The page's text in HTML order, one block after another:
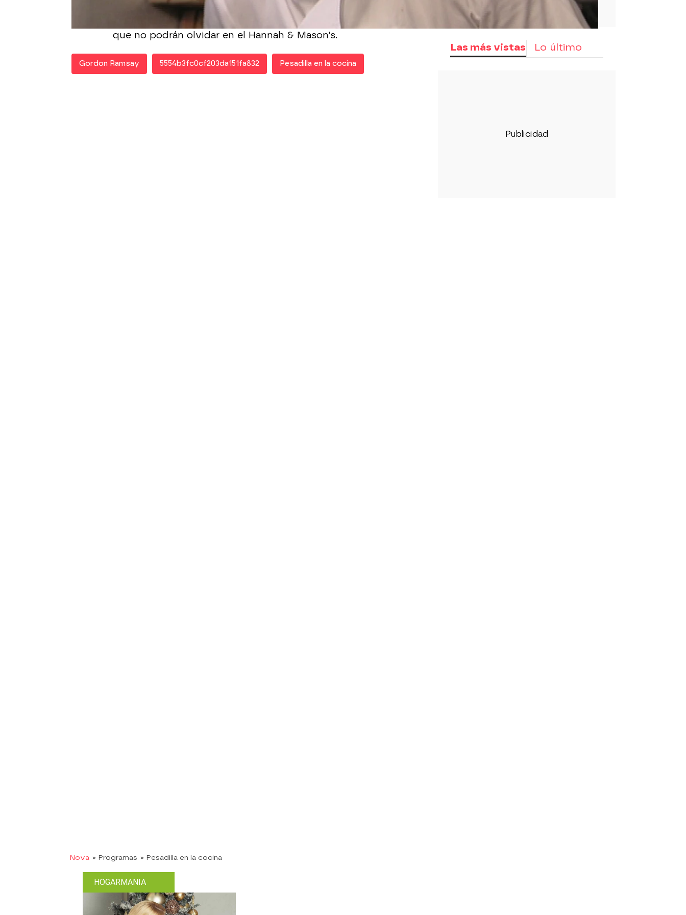
que sea demasiado tarde? ¿O la comida de este histórico
pueblo llegará a hacer historia? Este es un día de San Valentín
que no podrán olvidar en el Hannah & Mason's.
Gordon Ramsay 5554b3fc0cf203da151fa832 Pesadilla en la cocina
Nova » Programas » Pesadilla en la cocina
Las más vistas Lo último
HOGARMANIA